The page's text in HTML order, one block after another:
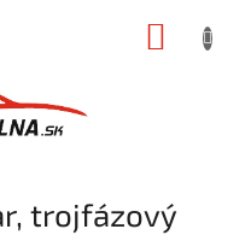
trojfázový